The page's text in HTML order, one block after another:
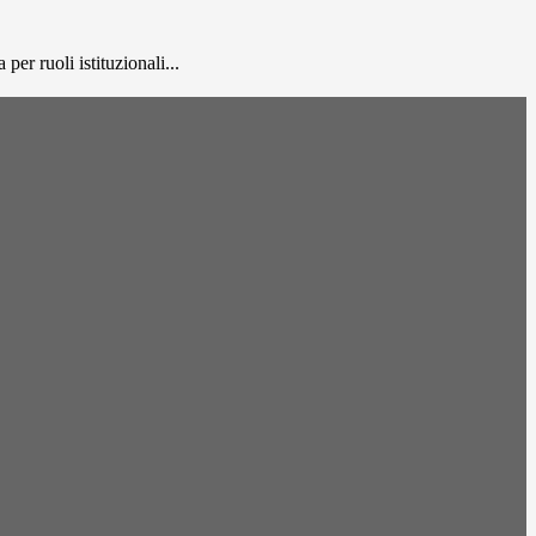
per ruoli istituzionali...